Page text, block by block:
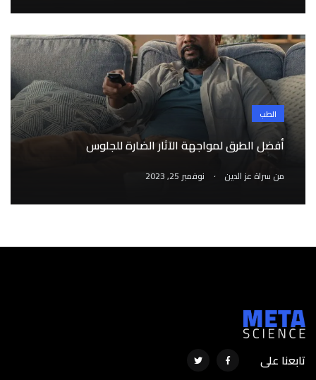
الطب
أفضل الطرق لمواجهة الآثار الضارة للجلوس
من سراة عز الدين . نوفمبر 25, 2023
تابعنا على